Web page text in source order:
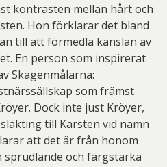
kontrasten mellan hårt och
Hon förklarar det bland
till att förmedla känslan av
En person som inspirerat
Skagenmålarna:
som främst
Dock inte just Kröyer,
till Karsten vid namn
att det är från honom
och färgstarka